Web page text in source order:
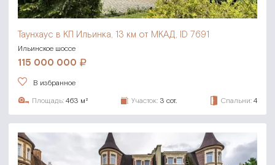
Таунхаус в КП Ильинка, 13 км от МКАД, ID 7691
Ильинское шоссе
115 000 000
В избранное
Площадь: 463 м² Участок: 3 сот. Спальни: 4